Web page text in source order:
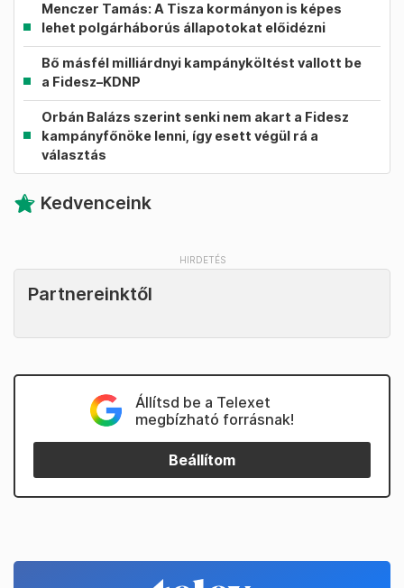
Menczer Tamás: A Tisza kormányon is képes
lehet polgárháborús állapotokat előidézni
Bő másfél milliárdnyi kampányköltést vallott be
a Fidesz–KDNP
Orbán Balázs szerint senki nem akart a Fidesz
kampányfőnöke lenni, így esett végül rá a
választás
Kedvenceink
Partnereinktől
Állítsd be a Telexet
megbízható forrásnak!
Beállítom